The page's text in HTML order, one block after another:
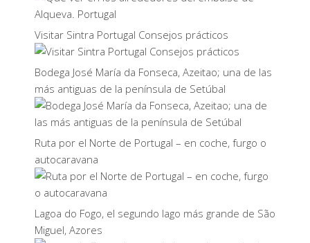
Visitar Sintra Portugal Consejos prácticos
Bodega José María da Fonseca, Azeitao; una de las
más antiguas de la península de Setúbal
Ruta por el Norte de Portugal – en coche, furgo o
autocaravana
Lagoa do Fogo, el segundo lago más grande de São
Miguel, Azores